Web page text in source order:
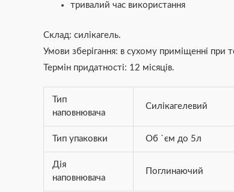
тривалий час використання
Склад: силікагель.
Умови зберігання: в сухому приміщенні при
Термін придатності: 12 місяців.
Тип
наповнювача
Силікагелевий
Тип упаковки Об `єм до 5л
Дія
наповнювача
Поглинаючий